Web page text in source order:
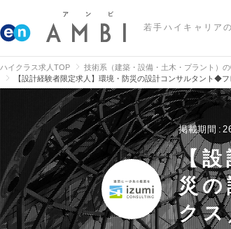
若手ハイキャリア
ハイクラス求人TOP 技術系（建築・設備・土木・プラント）
【設計経験者限定求人】環境・防災の設計コンサルタント◆
掲載期間
【
災
ク